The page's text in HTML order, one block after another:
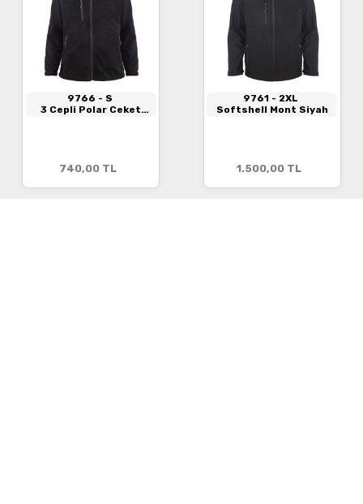
9766 - S
3 Cepli Polar Ceket
740,00 TL
9761 - 2XL
Softshell Mont Siyah
1.500,00 TL